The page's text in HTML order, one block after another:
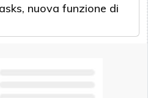
nuova funzione di